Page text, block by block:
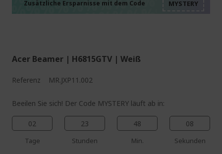
Zusätzliche Ersparnisse mit dem Code
Acer Beamer | H6815GTV | Weiß
Referenz MR.JXP11.002
Beeilen Sie sich! Der Code MYSTERY läuft ab in:
02
Tage
23
Stunden
48
Min.
07
Sekunden